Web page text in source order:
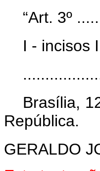
“Art. 3º
I - incisos
Brasília,
República.
GERALDO